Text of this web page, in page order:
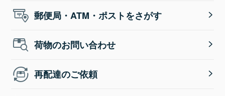
郵便局・ATM・ポストをさがす
荷物のお問い合わせ
再配達のご依頼